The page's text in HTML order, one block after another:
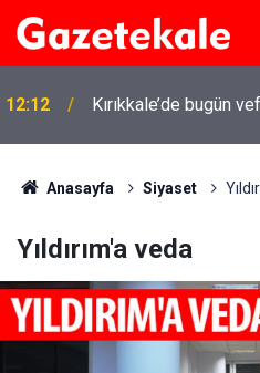
12:12 Kırıkkale’de bugün
Anasayfa Siyaset
Yıldırım'a veda